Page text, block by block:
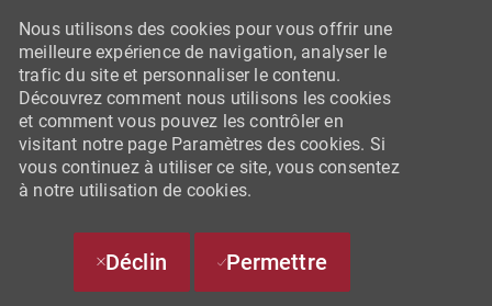
Nous utilisons des cookies pour vous offrir une
meilleure expérience de navigation, analyser le
trafic du site et personnaliser le contenu.
Découvrez comment nous utilisons les cookies
et comment vous pouvez les contrôler en
visitant notre page Paramètres des cookies. Si
vous continuez à utiliser ce site, vous consentez
à notre utilisation de cookies.
Déclin Permettre